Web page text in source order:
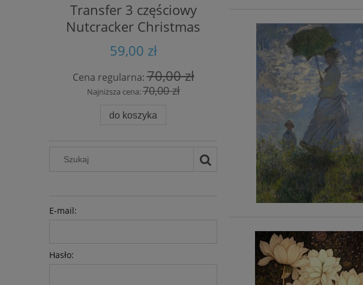
Transfer 3 częściowy
Nutcracker Christmas
59,00 zł
Cena regularna:70,00 zł
Najniższa cena:70,00 zł
do koszyka
Scarab
70,00 zł
Cena regularna: 80,00 zł
Najniższa cena:80,00 zł
do koszyka
E-mail:
Hasło: